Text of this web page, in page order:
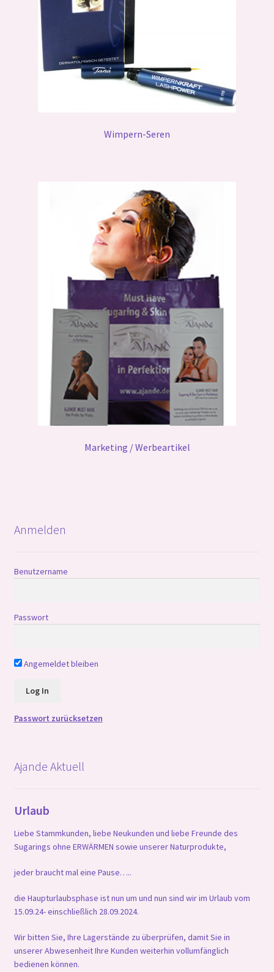
Wimpern-Seren
Marketing / Werbeartikel
Anmelden
Benutzername
Passwort
Angemeldet bleiben
Passwort zurücksetzen
Ajande Aktuell
Urlaub
Liebe Stammkunden, liebe Neukunden und liebe Freunde des
Sugarings ohne ERWÄRMEN sowie unserer Naturprodukte,
jeder braucht mal eine Pause…..
die Haupturlaubsphase ist nun um und nun sind wir im Urlaub vom
15.09.24- einschließlich 28.09.2024.
Wir bitten Sie, Ihre Lagerstände zu überprüfen, damit Sie in
unserer Abwesenheit Ihre Kunden weiterhin vollumfänglich
bedienen können.